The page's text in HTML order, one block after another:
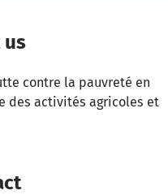
us
contre la pauvreté en
des activités agricoles et